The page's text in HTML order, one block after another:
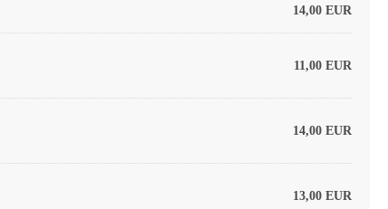
14,00 EUR
11,00 EUR
14,00 EUR
13,00 EUR